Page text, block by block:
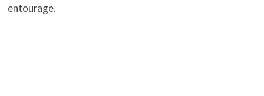
entourage.